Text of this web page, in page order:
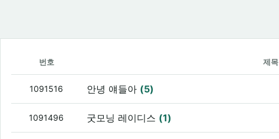
번호 제목
1091516 안녕 얘들아 (5)
1091496 굿모닝 레이디스 (1)